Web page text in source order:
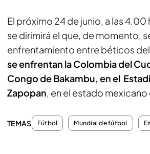
El próximo 24 de junio, a las 4.00
se dirimirá el que, de momento,
enfrentamiento entre béticos del
se enfrentan la Colombia del
Congo de Bakambu, en el
Zapopan, en el estado mexicano
TEMAS Fútbol Mundial de fútbol